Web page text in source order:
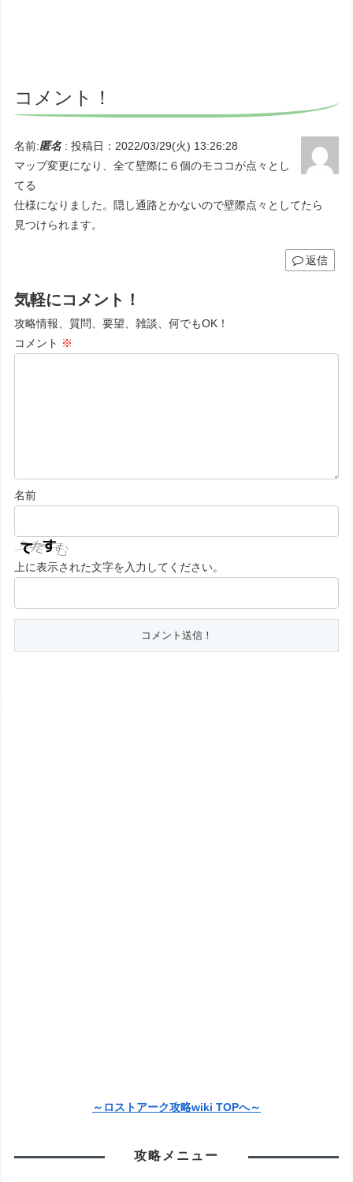
コメント！
名前:匿名: 投稿日：2022/03/29(火) 13:26:28
マップ変更になり、全て壁際に６個のモココが点々とし
てる
仕様になりました。隠し通路とかないので壁際点々としてたら
見つけられます。
返信
気軽にコメント！
攻略情報、質問、要望、雑談、何でもOK！
コメント ※
名前
上に表示された文字を入力してください。
～ロストアーク攻略wiki TOPへ～
攻略メニュー